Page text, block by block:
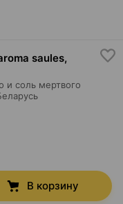
saules,
и соль мертвого
В корзину